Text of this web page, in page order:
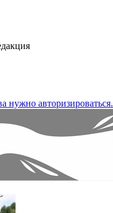
нужно авторизироваться.